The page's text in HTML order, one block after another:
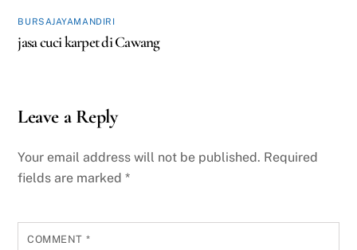
BURSAJAYAMANDIRI
jasa cuci karpet di Cawang
Leave a Reply
Your email address will not be published. Required
fields are marked*
COMMENT *